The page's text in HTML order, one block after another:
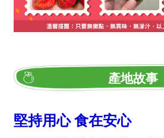
產地故事
堅持用心 食在安心